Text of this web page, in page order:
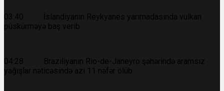
03:40 İslandiyanın Reykyanes yarımadasında vulkan
püskürməyə baş verib.
04:28 Braziliyanın Rio-de-Janeyro şəhərində aramsız
yağışlar nəticəsində azı 11 nəfər ölüb.